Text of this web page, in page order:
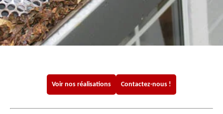
Voir nos réalisations Contactez-nous !